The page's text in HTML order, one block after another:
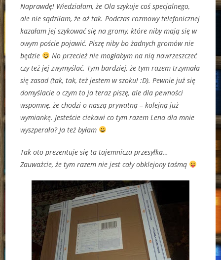
Naprawdę! Wiedziałam, że Ola szykuje coś specjalnego,
ale nie sądziłam, że aż tak. Podczas rozmowy telefonicznej
kazałam jej szykować się na gromy, które niby mają się w
owym poście pojawić. Piszę niby bo żadnych gromów nie
będzie
No przecież nie mogłabym na nią nawrzeszczeć
czy też jej zwymyślać. Tym bardziej, że tym razem trzymała
się zasad (tak, tak, też jestem w szoku! :D). Pewnie już się
domyślacie o czym to ja teraz piszę, ale dla pewności
wspomnę, że chodzi o naszą prywatną – kolejną już
wymiankę. Jesteście ciekawi co tym razem Lena dla mnie
wyszperała? Ja też byłam
Tak oto prezentuje się ta tajemnicza przesyłka…
Zauważcie, że tym razem nie jest cały obklejony taśmą